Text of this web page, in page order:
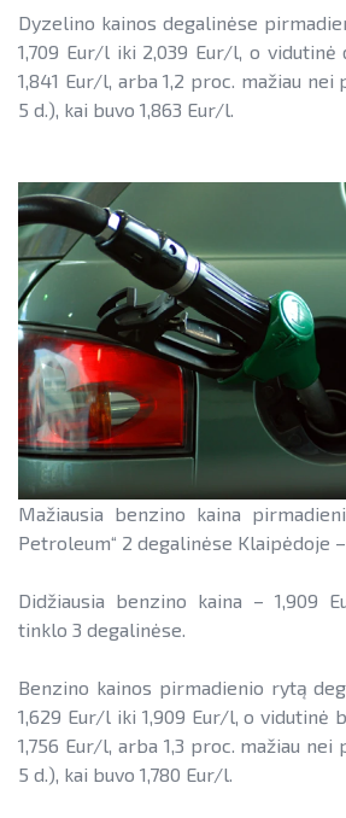
įrengti ant stogo
Procedūros ir leidimai
Leidiniai
EVE vertinimo įrankiai
Viešuosius interesus
paslaugų
Viešųjų pastatų
Dyzelino kainos degalinėse
1,709 Eur/l iki 2,039 Eur/l, o vidutinė
1,841 Eur/l, arba 1,2 proc. mažiau
5 d.), kai buvo 1,863 Eur/l.
Mažiausia benzino kaina
Petroleum“ 2 degalinėse Klaipėdoje –
Didžiausia benzino kaina – 1,909
tinklo 3 degalinėse.
Benzino kainos pirmadienio rytą
1,629 Eur/l iki 1,909 Eur/l, o vidutinė
1,756 Eur/l, arba 1,3 proc. mažiau
5 d.), kai buvo 1,780 Eur/l.